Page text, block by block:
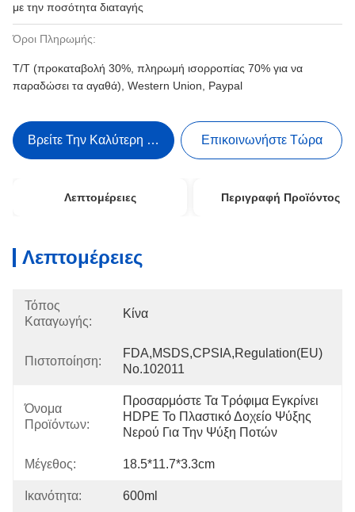
με την ποσότητα διαταγής
Όροι Πληρωμής:
T/T (προκαταβολή 30%, πληρωμή ισορροπίας 70% για να
παραδώσει τα αγαθά), Western Union, Paypal
Βρείτε Την Καλύτερη Τιμή Επικοινωνήστε Τώρα
Λεπτομέρειες Περιγραφή Προϊόντος
Λεπτομέρειες
Τόπος
Καταγωγής:
Κίνα
Πιστοποίηση:
FDA,MSDS,CPSIA,Regulation(EU)
No.102011
Όνομα
Προϊόντων:
Προσαρμόστε Τα Τρόφιμα Εγκρίνει
HDPE Το Πλαστικό Δοχείο Ψύξης
Νερού Για Την Ψύξη Ποτών
Μέγεθος: 18.5*11.7*3.3cm
Ικανότητα: 600ml